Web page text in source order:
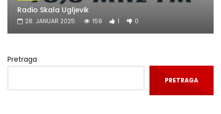
Radio Skala Ugljevik
28. JANUAR 2025. 159 1 0
Pretraga
PRETRAGA